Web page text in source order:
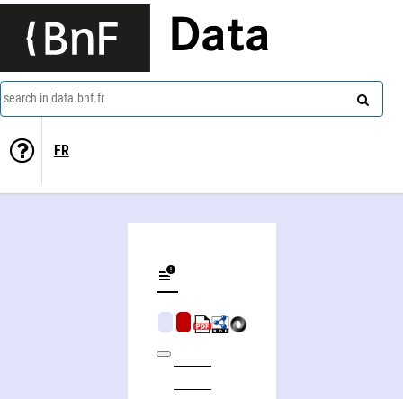
Data
search in data.bnf.fr
FR